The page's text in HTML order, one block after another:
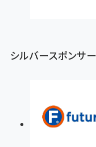
シルバースポンサー